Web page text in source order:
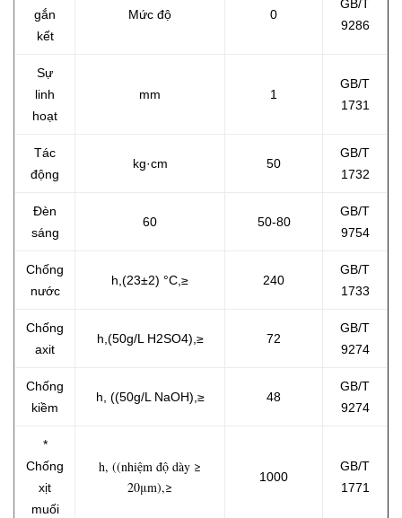
gắn
kết
Mức độ 0
GB/T
9286
Sự
linh
hoạt
mm 1
GB/T
1731
Tác
động
kg·cm 50
GB/T
1732
Đèn
sáng
60 50-80
GB/T
9754
Chống
nước
h,(23±2) °C,≥ 240
GB/T
1733
Chống
axit
h,(50g/L H2SO4),≥ 72
GB/T
9274
Chống
kiềm
h, ((50g/L NaOH),≥ 48
GB/T
9274
*
Chống
xịt
muối
h, ((nhiệm độ dày ≥
20μm),≥
1000
GB/T
1771